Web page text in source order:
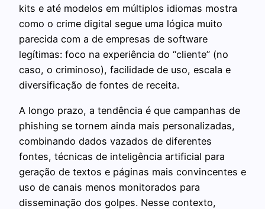
kits e até modelos em múltiplos idiomas mostra
como o crime digital segue uma lógica muito
parecida com a de empresas de software
legítimas: foco na experiência do “cliente” (no
caso, o criminoso), facilidade de uso, escala e
diversificação de fontes de receita.
A longo prazo, a tendência é que campanhas de
phishing se tornem ainda mais personalizadas,
combinando dados vazados de diferentes
fontes, técnicas de inteligência artificial para
geração de textos e páginas mais convincentes e
uso de canais menos monitorados para
disseminação dos golpes. Nesse contexto,